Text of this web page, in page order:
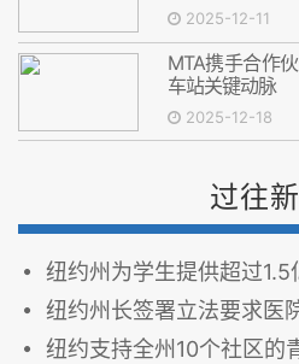
2025-12-11
MTA携手合作
车站关键动脉
2025-12-18
过往
纽约州为学生提供超过1.5
纽约州长签署立法要求医
纽约支持全州10个社区的